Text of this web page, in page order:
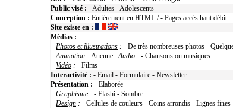
Public visé : - Adultes - Adolescents
Conception : Entièrement en HTML / - Pages accès haut débit
Site existe en :
Médias :
Photos et illustrations : - De très nombreuses photos -
Animation : AucuneAudio : - Chansons ou musiques
Vidéo : - Films
Interactivité : - Email - Formulaire - Newsletter
Présentation : - Elaborée
Graphisme : - Flashi - Sombre
Design : - Cellules de couleurs - Coins arrondis - Lignes fines